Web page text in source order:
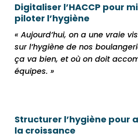
Digitaliser l’HACCP pour
piloter l’hygiène
« Aujourd’hui, on a une vraie
sur l’hygiène de nos
ça va bien, et où on doit
équipes. »
Structurer l’hygiène pour
la croissance